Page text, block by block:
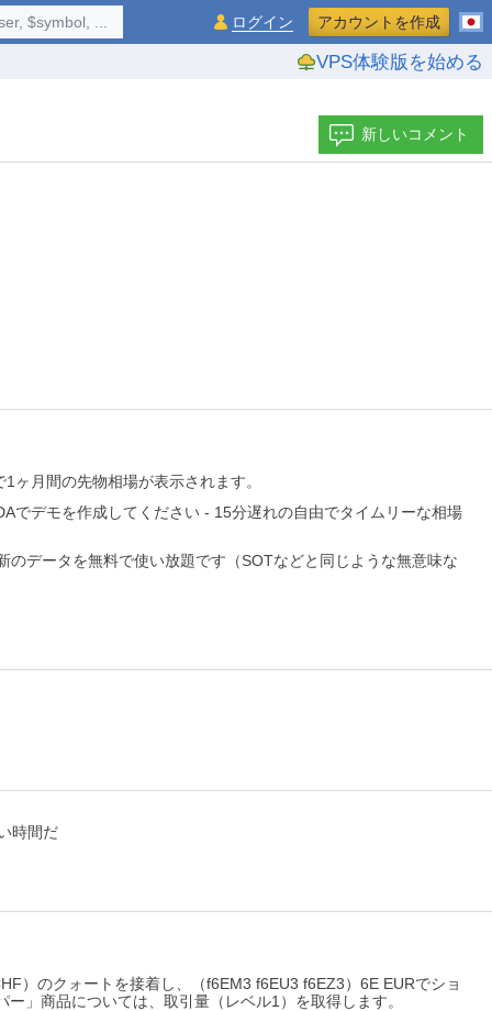
VPS体験版を始める
$symbol, ... ログイン アカウントを作成
新しいコメント
月間の先物相場が表示されます。
でデモを作成してください - 15分遅れの自由でタイムリーな相場
データを無料で使い放題です（SOTなどと同じような無意味な
時間だ
）のクォートを接着し、（f6EM3 f6EU3 f6EZ3）6E EURでショ
」商品については、取引量（レベル1）を取得します。